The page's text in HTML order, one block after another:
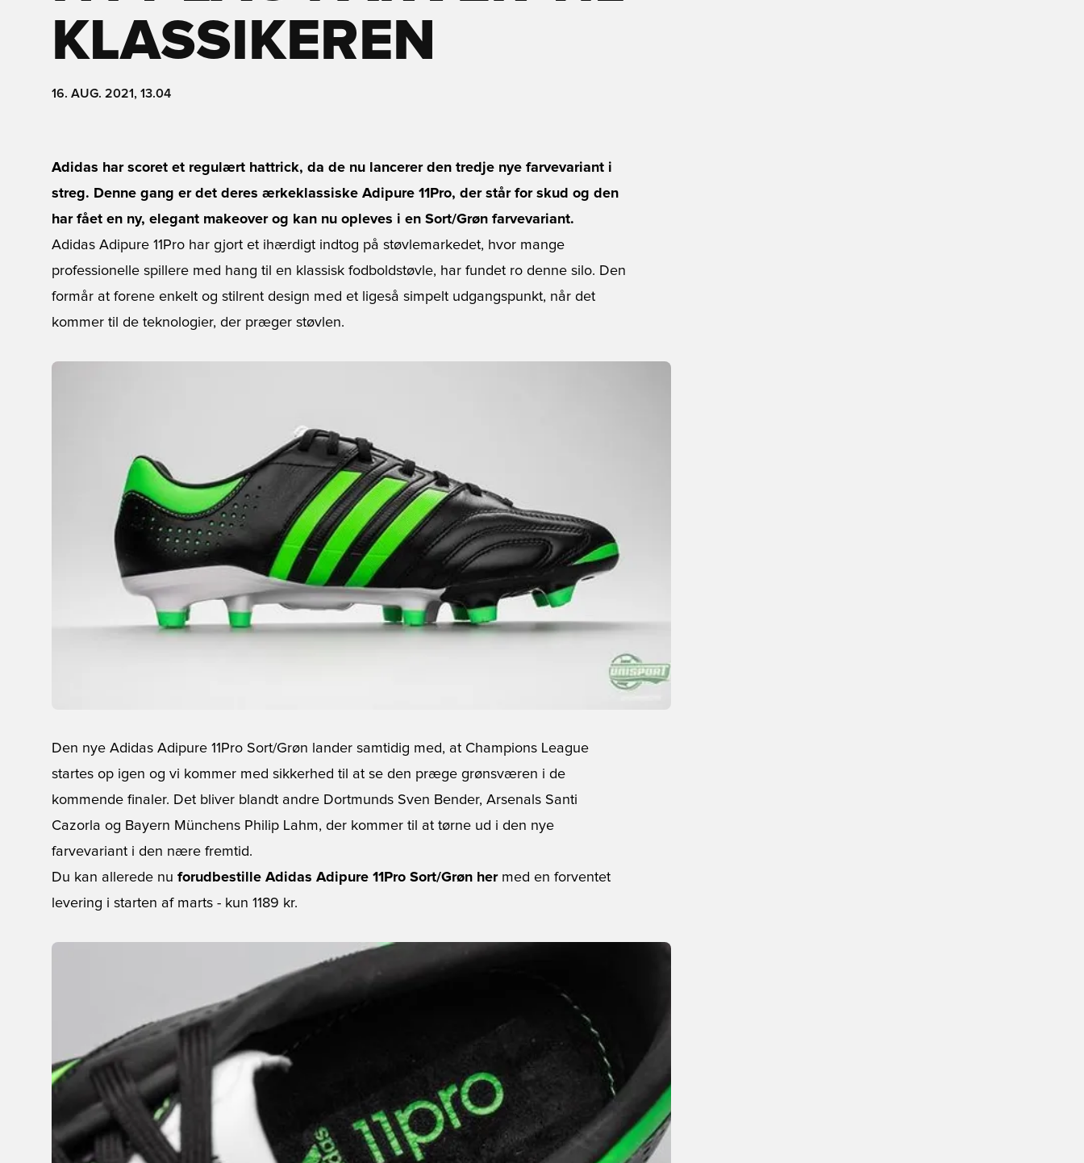
KLASSIKEREN
16. AUG. 2021, 13.04
Adidas har scoret et regulært hattrick, da de nu lancerer den tredje nye farvevariant i
streg. Denne gang er det deres ærkeklassiske Adipure 11Pro, der står for skud og den
har fået en ny, elegant makeover og kan nu opleves i en Sort/Grøn farvevariant.
Adidas Adipure 11Pro har gjort et ihærdigt indtog på støvlemarkedet, hvor mange
professionelle spillere med hang til en klassisk fodboldstøvle, har fundet ro denne silo. Den
formår at forene enkelt og stilrent design med et ligeså simpelt udgangspunkt, når det
kommer til de teknologier, der præger støvlen.
Den nye Adidas Adipure 11Pro Sort/Grøn lander samtidig med, at Champions League
startes op igen og vi kommer med sikkerhed til at se den præge grønsværen i de
kommende finaler. Det bliver blandt andre Dortmunds Sven Bender, Arsenals Santi
Cazorla og Bayern Münchens Philip Lahm, der kommer til at tørne ud i den nye
farvevariant i den nære fremtid.
Du kan allerede nu forudbestille Adidas Adipure 11Pro Sort/Grøn hermed en forventet
levering i starten af marts - kun 1189 kr.